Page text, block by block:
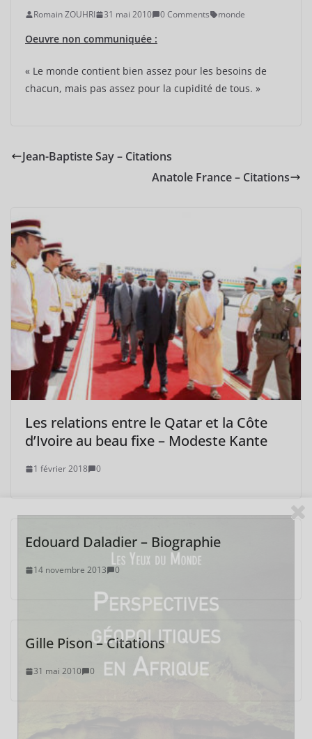
Romain ZOUHRI 31 mai 2010 0 Comments monde
Oeuvre non communiquée :
« Le monde contient bien assez pour les besoins de
chacun, mais pas assez pour la cupidité de tous. »
Jean-Baptiste Say – Citations
Anatole France – Citations
Les relations entre le Qatar et la Côte
d’Ivoire au beau fixe – Modeste Kante
1 février 2018 0
Edouard Daladier – Biographie
14 novembre 2013 0
Gille Pison – Citations
31 mai 2010 0